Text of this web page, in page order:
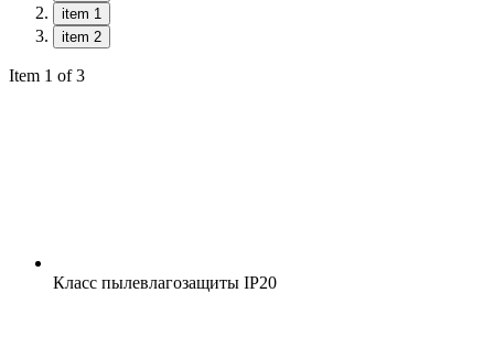
item 1
item 2
Item 1 of 3
Класс пылевлагозащиты IP20